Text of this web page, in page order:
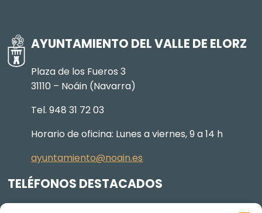
AYUNTAMIENTO DEL VALLE DE ELORZ
Plaza de los Fueros 3
31110 – Noáin (Navarra)
Tel. 948 31 72 03
Horario de oficina: Lunes a viernes, 9 a 14 h
ayuntamiento@noain.es
TELÉFONOS DESTACADOS
605 834 045